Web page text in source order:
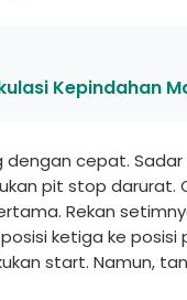
Kepindahan
dengan cepat.
pit stop darurat.
Rekan
ketiga ke
start. Namun,